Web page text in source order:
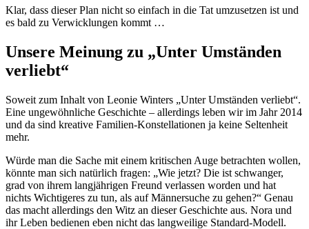
Klar, dass dieser Plan nicht so einfach in die Tat umzusetzen ist und
es bald zu Verwicklungen kommt …
Unsere Meinung zu „Unter Umständen
verliebt“
Soweit zum Inhalt von Leonie Winters „Unter Umständen verliebt“.
Eine ungewöhnliche Geschichte – allerdings leben wir im Jahr 2014
und da sind kreative Familien-Konstellationen ja keine Seltenheit
mehr.
Würde man die Sache mit einem kritischen Auge betrachten wollen,
könnte man sich natürlich fragen: „Wie jetzt? Die ist schwanger,
grad von ihrem langjährigen Freund verlassen worden und hat
nichts Wichtigeres zu tun, als auf Männersuche zu gehen?“ Genau
das macht allerdings den Witz an dieser Geschichte aus. Nora und
ihr Leben bedienen eben nicht das langweilige Standard-Modell.